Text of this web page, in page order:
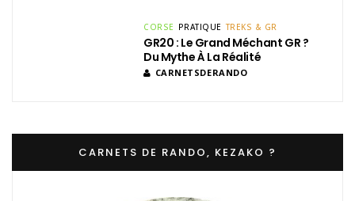
CORSE PRATIQUE TREKS & GR
GR20 : Le Grand Méchant GR ?
Du Mythe À La Réalité
CARNETSDERANDO
CARNETS DE RANDO, KEZAKO ?